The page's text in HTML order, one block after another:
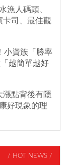
漁人碼頭、
司、最佳觀
小資族「勝率
越簡單越好
點背後有隱
好現象的理
/ HOT NEWS /